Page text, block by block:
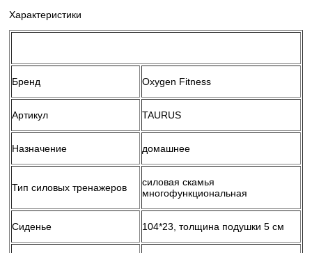
Характеристики
Бренд Oxygen Fitness
Артикул TAURUS
Назначение домашнее
Тип силовых тренажеров
силовая скамья
многофункциональная
Сиденье 104*23, толщина подушки 5 см